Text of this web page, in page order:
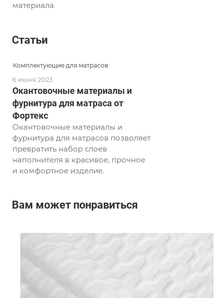
материала
Статьи
Комплектующие для матрасов
6 июня 2023
Окантовочные материалы и
фурнитура для матраса от
Фортекс
Окантовочные материалы и
фурнитура для матрасов позволяет
превратить набор слоев
наполнителя в красивое, прочное
и комфортное изделие.
Вам может понравиться